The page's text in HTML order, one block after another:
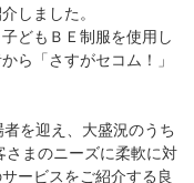
しました。
どもＢＥ制服を使用し
ら「さすがセコム！」
を迎え、大盛況のうち
まのニーズに柔軟に対
ービスをご紹介する良